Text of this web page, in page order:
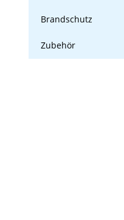
Brandschutz
Zubehör